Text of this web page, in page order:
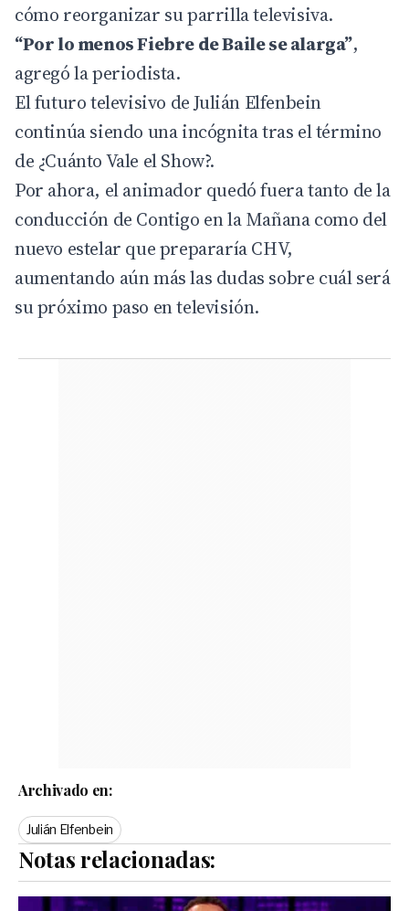
cómo reorganizar su parrilla televisiva.
“Por lo menos Fiebre de Baile se alarga”,
agregó la periodista.
El futuro televisivo de Julián Elfenbein
continúa siendo una incógnita tras el término
de ¿Cuánto Vale el Show?.
Por ahora, el animador quedó fuera tanto de la
conducción de Contigo en la Mañana como del
nuevo estelar que prepararía CHV,
aumentando aún más las dudas sobre cuál será
su próximo paso en televisión.
Archivado en:
Julián Elfenbein
Notas relacionadas: